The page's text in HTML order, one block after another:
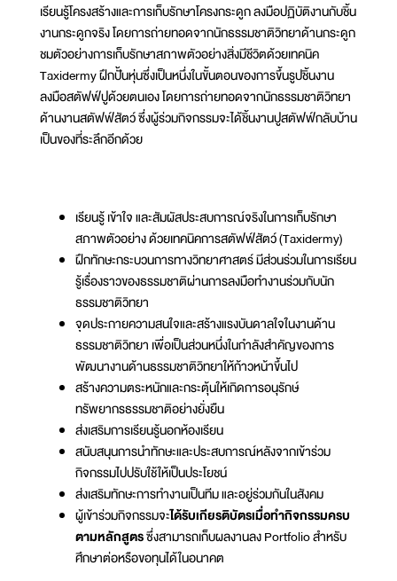
เรียนรู้โครงสร้างและการเก็บรักษาโครงกระดูก ลงมือปฏิบัติงานกับชิ้น
งานกระดูกจริง โดยการถ่ายทอดจากนักธรรมชาติวิทยาด้านกระดูก
ชมตัวอย่างการเก็บรักษาสภาพตัวอย่างสิ่งมีชีวิตด้วยเทคนิค
Taxidermy ฝึกปั้นหุ่นซึ่งเป็นหนึ่งในขั้นตอนของการขึ้นรูปชิ้นงาน
ลงมือสตัฟฟ์ปูด้วยตนเอง โดยการถ่ายทอดจากนักธรรมชาติวิทยา
ด้านงานสตัฟฟ์สัตว์ ซึ่งผู้ร่วมกิจกรรมจะได้ชิ้นงานปูสตัฟฟ์กลับบ้าน
เป็นของที่ระลึกอีกด้วย
เรียนรู้ เข้าใจ และสัมผัสประสบการณ์จริงในการเก็บรักษา
สภาพตัวอย่าง ด้วยเทคนิคการสตัฟฟ์สัตว์ (Taxidermy)
ฝึกทักษะกระบวนการทางวิทยาศาสตร์ มีส่วนร่วมในการเรียน
รู้เรื่องราวของธรรมชาติผ่านการลงมือทำงานร่วมกับนัก
ธรรมชาติวิทยา
จุดประกายความสนใจและสร้างแรงบันดาลใจในงานด้าน
ธรรมชาติวิทยา เพื่อเป็นส่วนหนึ่งในกำลังสำคัญของการ
พัฒนางานด้านธรรมชาติวิทยาให้ก้าวหน้าขึ้นไป
สร้างความตระหนักและกระตุ้นให้เกิดการอนุรักษ์
ทรัพยากรธรรมชาติอย่างยั่งยืน
ส่งเสริมการเรียนรู้นอกห้องเรียน
สนับสนุนการนำทักษะและประสบการณ์หลังจากเข้าร่วม
กิจกรรมไปปรับใช้ให้เป็นประโยชน์
ส่งเสริมทักษะการทำงานเป็นทีม และอยู่ร่วมกันในสังคม
ผู้เข้าร่วมกิจกรรมจะได้รับเกียรติบัตรเมื่อทำกิจกรรมครบ
ตามหลักสูตรซึ่งสามารถเก็บผลงานลง Portfolio สำหรับ
ศึกษาต่อหรือขอทุนได้ในอนาคต